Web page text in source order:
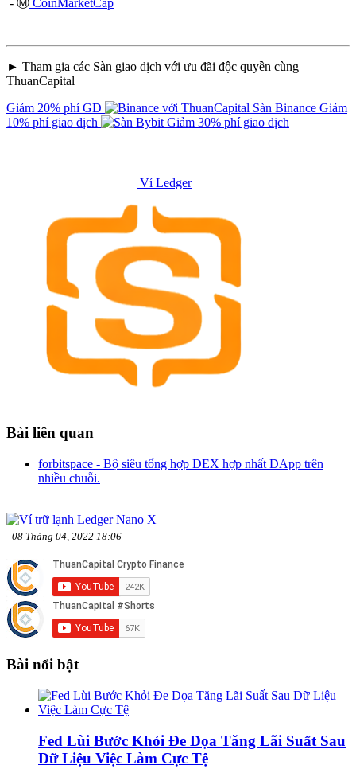
- Ⓜ️ CoinMarketCap
► Tham gia các Sàn giao dịch với ưu đãi độc quyền cùng
ThuanCapital
Giảm 20% phí GD
Sàn Binance Giảm
10% phí giao dịch
Giảm 30% phí giao dịch
Ví Ledger
Bài liên quan
forbitspace - Bộ siêu tổng hợp DEX hợp nhất DApp trên
nhiều chuỗi.
08 Tháng 04, 2022 18:06
Bài nổi bật
Fed Lùi Bước Khỏi Đe Dọa Tăng Lãi Suất Sau
Dữ Liệu Việc Làm Cực Tệ